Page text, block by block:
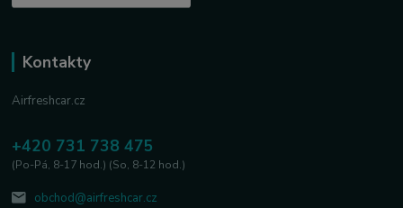
Kontakty
Airfreshcar.cz
+420 731 738 475
(Po-Pá, 8-17 hod.) (So, 8-12 hod.)
obchod@airfreshcar.cz